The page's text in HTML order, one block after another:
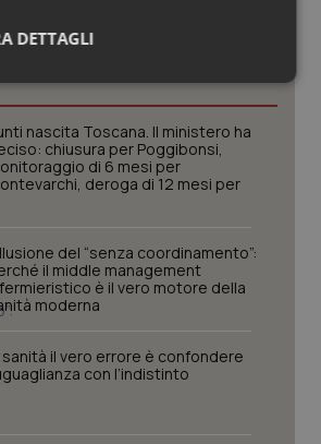
interessarti in
nascita Toscana. Il ministero ha
chiusura per Poggibonsi,
di 6 mesi per
deroga di 12 mesi per
del “senza coordinamento”:
il middle management
è il vero motore della
moderna
sanità il vero errore è confondere
con l’indistinto
DETTAGLI
Statistici Marketing
contribuiscono a rendere fruibile il
funzionalità di base quali la
pagine e l'accesso alle aree
Il sito web non è in grado di
senza questi cookie.
Fornitore/Dominio